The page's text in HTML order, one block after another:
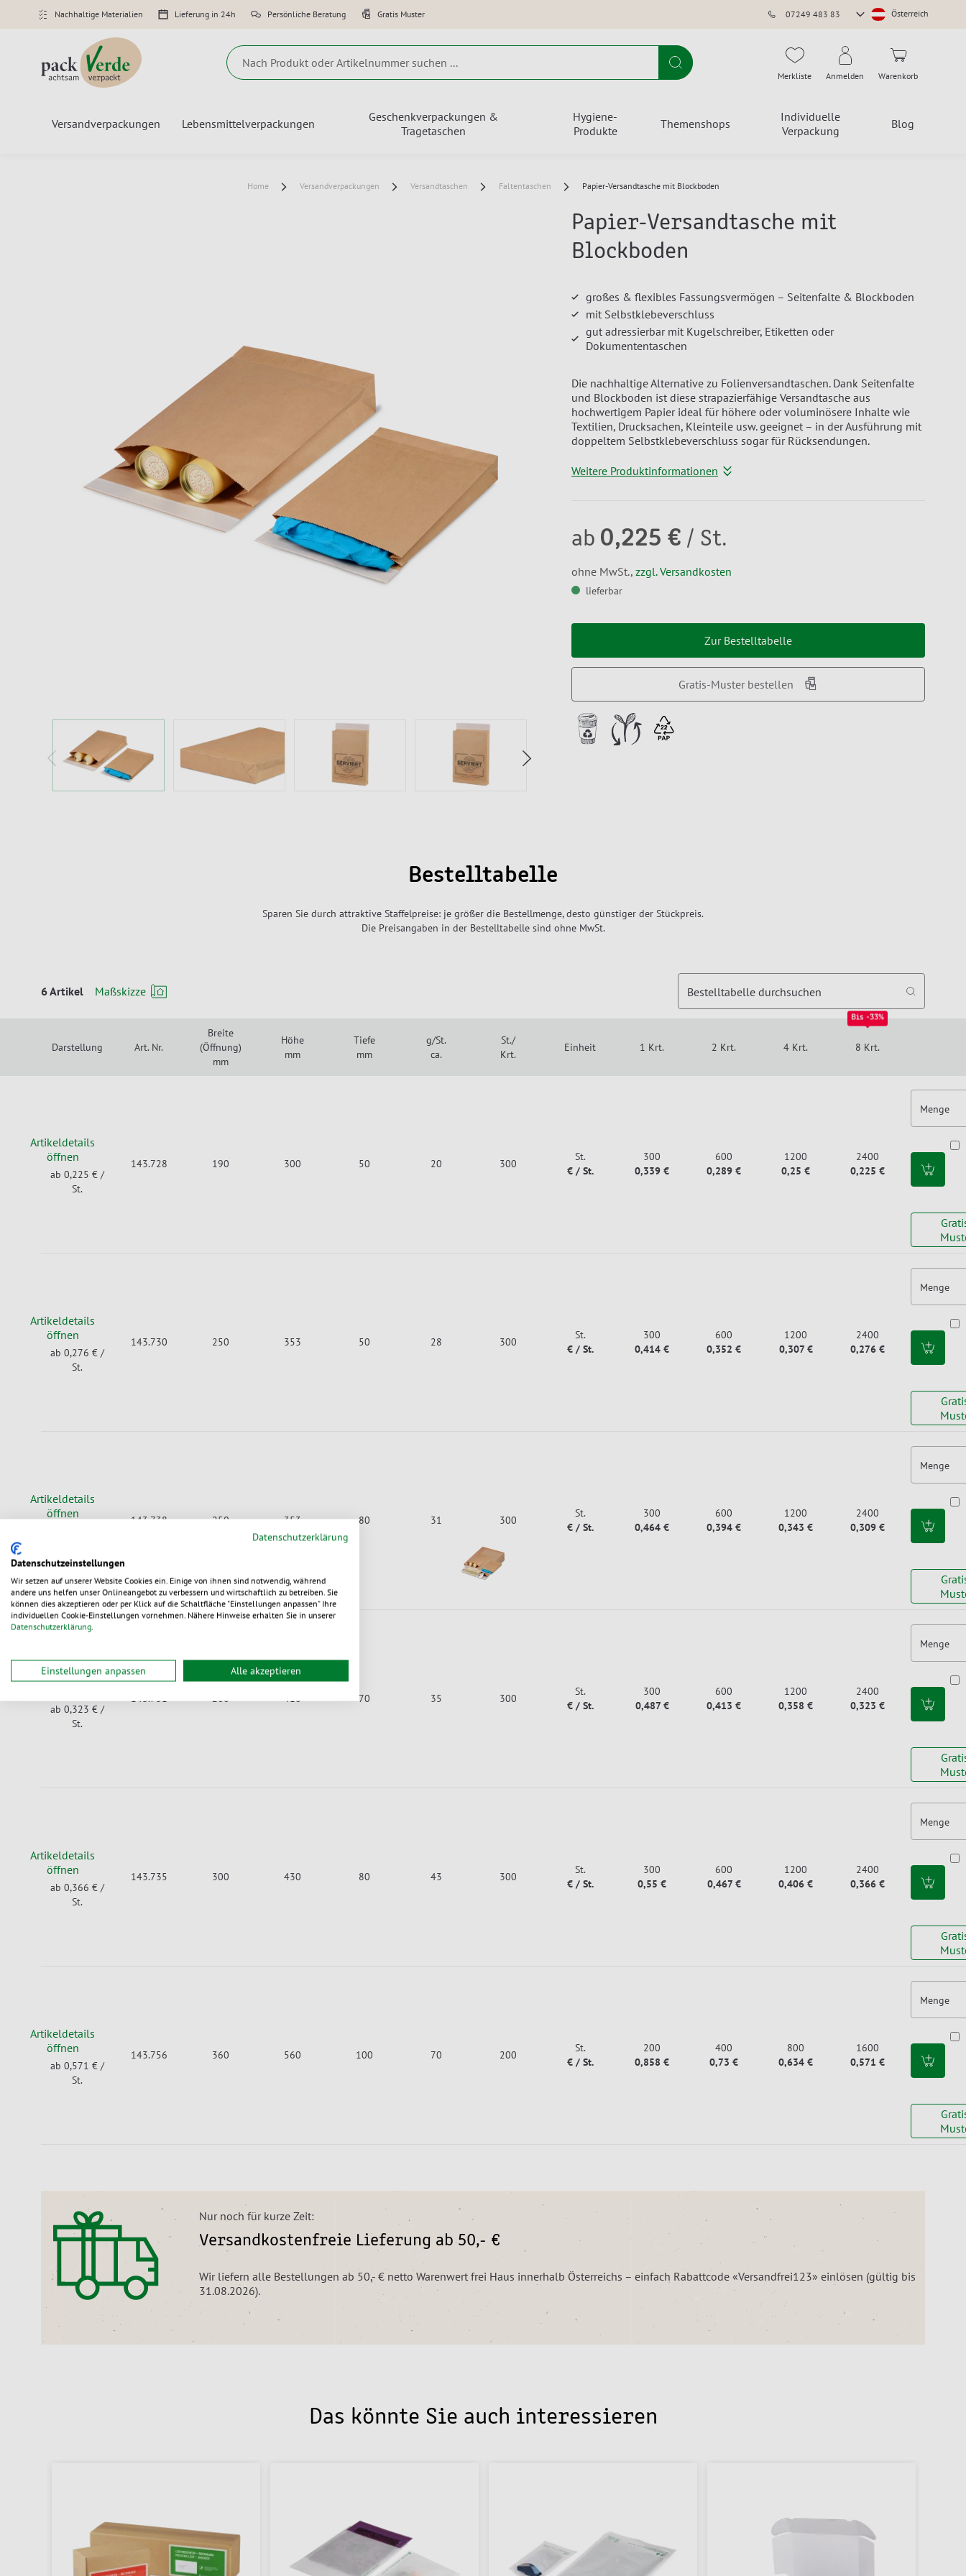
Nachhaltige Materialien Lieferung in 24h Persönliche Beratung Gratis Muster 07249 483 83
Store
Österreich
Suche Merkliste Anmelden Warenkorb
Versandverpackungen Lebensmittelverpackungen
Geschenkverpackungen &
Tragetaschen
Hygiene-
Produkte
Themenshops
Individuelle
Verpackung
Blog
Home Versandverpackungen Versandtaschen Faltentaschen Papier-Versandtasche mit Blockboden
Papier-Versandtasche mit
Blockboden
großes & flexibles Fassungsvermögen – Seitenfalte & Blockboden
mit Selbstklebeverschluss
gut adressierbar mit Kugelschreiber, Etiketten oder
Dokumententaschen
Die nachhaltige Alternative zu Folienversandtaschen. Dank Seitenfalte
und Blockboden ist diese strapazierfähige Versandtasche aus
hochwertigem Papier ideal für höhere oder voluminösere Inhalte wie
Textilien, Drucksachen, Kleinteile usw. geeignet – in der Ausführung mit
doppeltem Selbstklebeverschluss sogar für Rücksendungen.
Weitere Produktinformationen
ab 0,225 € / St.
ohne MwSt., zzgl. Versandkosten
lieferbar
Zur Bestelltabelle
Gratis-Muster bestellen
Bestelltabelle
Sparen Sie durch attraktive Staffelpreise: je größer die Bestellmenge, desto günstiger der Stückpreis.
Die Preisangaben in der Bestelltabelle sind ohne MwSt.
6 Artikel Maßskizze Bestelltabelle durchsuchen
Darstellung Art. Nr.
Breite
(Öffnung)
mm
Höhe
mm
Tiefe
mm
g/St.
ca.
St./
Krt.
Einheit 1 Krt. 2 Krt. 4 Krt.
Bis -33%
8 Krt.
Artikeldetails
öffnen
ab 0,225 € /
St.
143.728 190 300 50 20 300
St.
€ / St.
300
0,339 €
600
0,289 €
1200
0,25 €
2400
0,225 €
Menge
Artikeldetails
öffnen
ab 0,276 € /
St.
143.730 250 353 50 28 300
St.
€ / St.
300
0,414 €
600
0,352 €
1200
0,307 €
2400
0,276 €
Menge
Artikeldetails
öffnen
143.738 250 353 80 31 300
St.
€ / St.
300
0,464 €
600
0,394 €
1200
0,343 €
2400
0,309 €
Menge
Artikeldetails
ab 0,323 € /
St.
143.731 260 410 70 35 300
St.
€ / St.
300
0,487 €
600
0,413 €
1200
0,358 €
2400
0,323 €
Menge
Artikeldetails
öffnen
ab 0,366 € /
St.
143.735 300 430 80 43 300
St.
€ / St.
300
0,55 €
600
0,467 €
1200
0,406 €
2400
0,366 €
Menge
Artikeldetails
öffnen
ab 0,571 € /
St.
143.756 360 560 100 70 200
St.
€ / St.
200
0,858 €
400
0,73 €
800
0,634 €
1600
0,571 €
Menge
Nur noch für kurze Zeit:
Versandkostenfreie Lieferung ab 50,- €
Wir liefern alle Bestellungen ab 50,- € netto Warenwert frei Haus innerhalb Österreichs – einfach Rabattcode «Versandfrei123» einlösen (gültig bis
31.08.2026).
Das könnte Sie auch interessieren
Datenschutzerklärung
Datenschutzeinstellungen
Wir setzen auf unserer Website Cookies ein. Einige von ihnen sind notwendig, während
andere uns helfen unser Onlineangebot zu verbessern und wirtschaftlich zu betreiben. Sie
können dies akzeptieren oder per Klick auf die Schaltfläche "Einstellungen anpassen" Ihre
individuellen Cookie-Einstellungen vornehmen. Nähere Hinweise erhalten Sie in unserer
Datenschutzerklärung.
Einstellungen anpassen Alle akzeptieren